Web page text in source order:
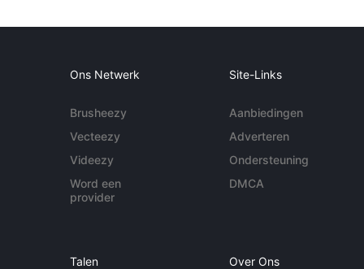
Ons Netwerk
Brusheezy
Vecteezy
Videezy
Word een
provider
Site-Links
Aanbiedingen
Adverteren
Ondersteuning
DMCA
Talen Over Ons